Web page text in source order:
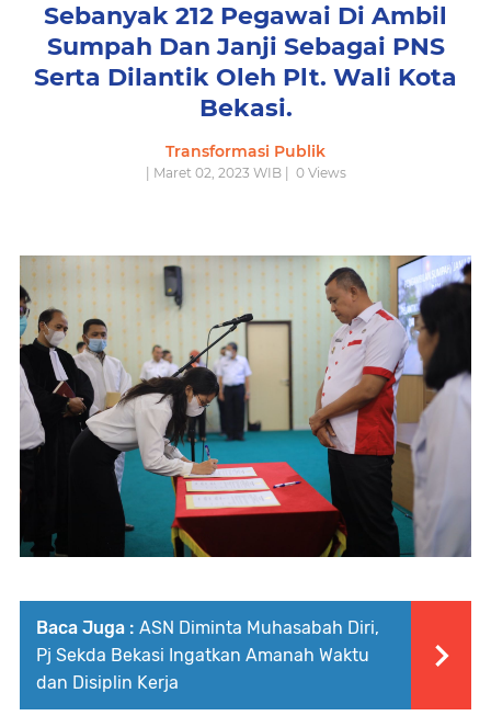
Sebanyak 212 Pegawai Di Ambil
Sumpah Dan Janji Sebagai PNS
Serta Dilantik Oleh Plt. Wali Kota
Bekasi.
Transformasi Publik
| Maret 02, 2023 WIB | 0Views
Baca Juga : ASN Diminta Muhasabah Diri,
Pj Sekda Bekasi Ingatkan Amanah Waktu
dan Disiplin Kerja